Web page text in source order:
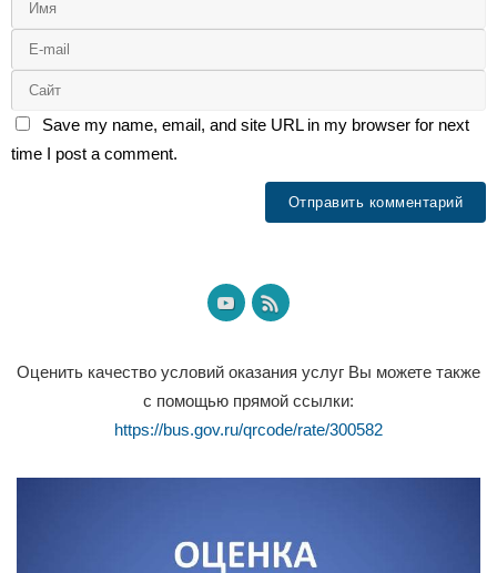
Save my name, email, and site URL in my browser for next
time I post a comment.
Оценить качество условий оказания услуг Вы можете также
с помощью прямой ссылки:
https://bus.gov.ru/qrcode/rate/300582